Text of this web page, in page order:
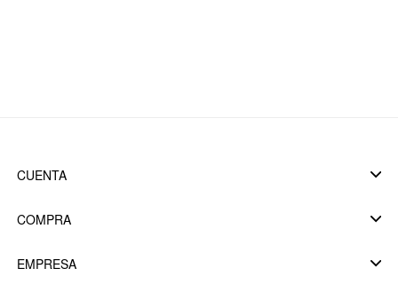
CUENTA
COMPRA
EMPRESA